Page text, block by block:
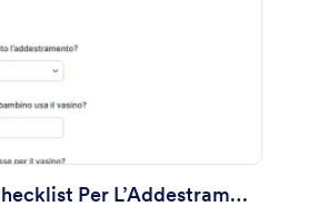
Modulo Di Checklist Per L’Addestramento Al Vasino